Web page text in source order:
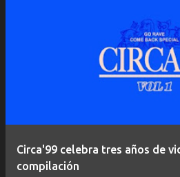
Circa'99 celebra tres años de
compilación